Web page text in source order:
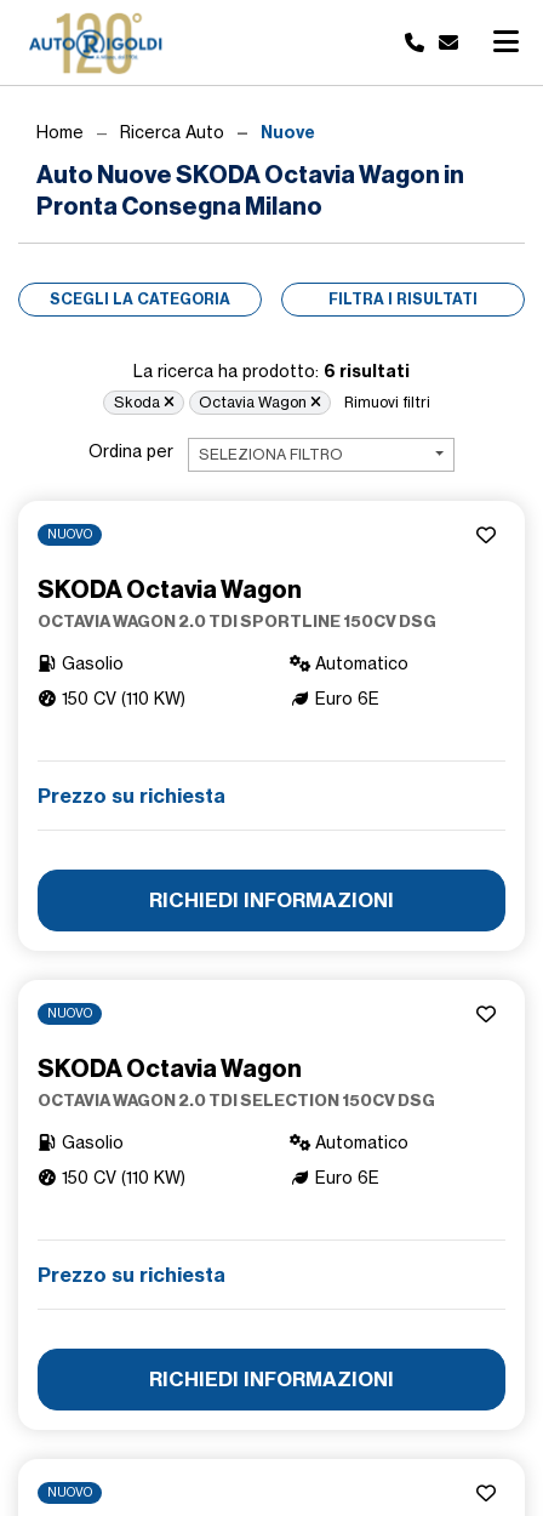
Auto Nuove SKODA Octavia Wagon in
Pronta Consegna Milano
Home Ricerca Auto Nuove
SCEGLI LA CATEGORIA FILTRA I RISULTATI
La ricerca ha prodotto: 6 risultati
Skoda Octavia Wagon Rimuovi filtri
Ordina per SELEZIONA FILTRO
NUOVO
SKODA Octavia Wagon
OCTAVIA WAGON 2.0 TDI SPORTLINE 150CV DSG
Gasolio
Automatico
150 CV (110 KW)
Euro 6E
Prezzo su richiesta
RICHIEDI INFORMAZIONI
NUOVO
SKODA Octavia Wagon
OCTAVIA WAGON 2.0 TDI SELECTION 150CV DSG
Gasolio
Automatico
150 CV (110 KW)
Euro 6E
Prezzo su richiesta
RICHIEDI INFORMAZIONI
NUOVO